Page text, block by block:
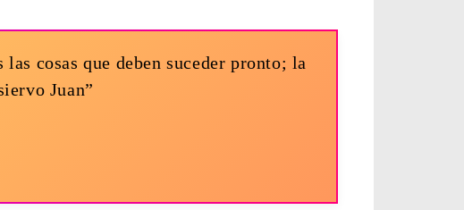
cosas que deben suceder pronto; la
Juan”